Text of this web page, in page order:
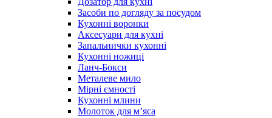
Засоби по догляду за посудом
Кухонні воронки
Аксесуари для кухні
Запальнички кухонні
Кухонні ножиці
Ланч-Бокси
Металеве мило
Мірні ємності
Кухонні млини
Молоток для м’яса